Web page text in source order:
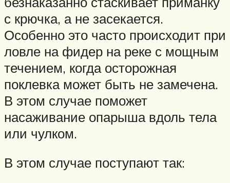
с крючка, а не засекается.
Особенно это часто происходит при
ловле на фидер на реке с мощным
течением, когда осторожная
поклевка может быть не замечена.
В этом случае поможет
насаживание опарыша вдоль тела
или чулком.
В этом случае поступают так: